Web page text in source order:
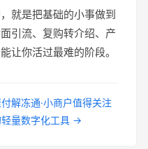
就是把基础的小事做到
引流、复购转介绍、产
让你活过最难的阶段。
解冻通·小商户值得关注
轻量数字化工具 →